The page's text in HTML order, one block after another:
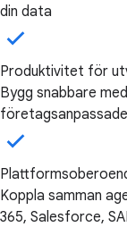
din data
Produktivitet för
Bygg snabbare
Koppla samman
365, Salesforce,